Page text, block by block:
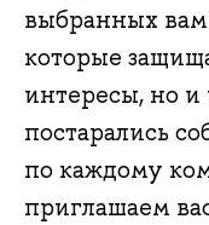
выбранных
которые
интересы, но
постарались
по каждому
приглашаем